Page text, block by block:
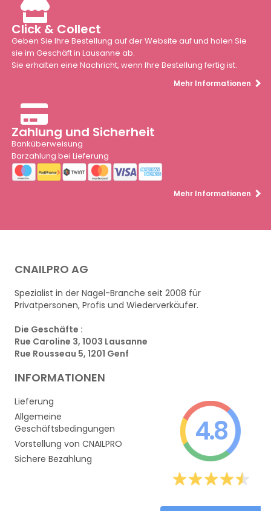
Click & Collect
Geben Sie Ihre Bestellung auf der Website auf und holen Sie
sie im Geschäft in Lausanne ab.
Sie erhalten eine Nachricht, wenn Ihre Bestellung fertig ist.
Mehr Informationen
Zahlung und Sicherheit
Banküberweisung
Barzahlung bei Lieferung
Mehr Informationen
CNAILPRO AG
Spezialist in der Nagel-Branche seit 2008 für
Privatpersonen, Profis und Wiederverkäufer.
Die Geschäfte :
Rue Caroline 3, 1003 Lausanne
Rue Rousseau 5, 1201 Genf
INFORMATIONEN
Lieferung
Allgemeine
Geschäftsbedingungen
Vorstellung von CNAILPRO
Sichere Bezahlung
4.8